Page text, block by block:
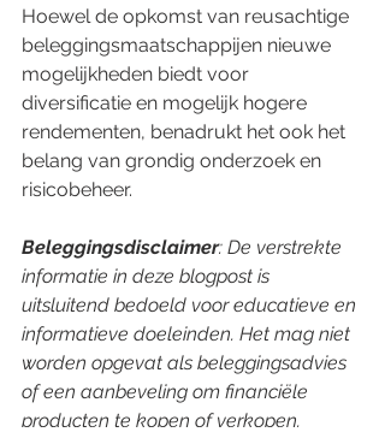
Hoewel de opkomst van reusachtige
beleggingsmaatschappijen nieuwe
mogelijkheden biedt voor
diversificatie en mogelijk hogere
rendementen, benadrukt het ook het
belang van grondig onderzoek en
risicobeheer.
Beleggingsdisclaimer: De verstrekte
informatie in deze blogpost is
uitsluitend bedoeld voor educatieve en
informatieve doeleinden. Het mag niet
worden opgevat als beleggingsadvies
of een aanbeveling om financiële
producten te kopen of verkopen.